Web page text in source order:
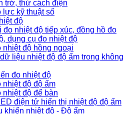
trở, thử cách điện
lực kỹ thuật số
độ
đo nhiệt độ tiếp xúc, đồng hồ đo
dụng cụ đo nhiệt độ
nhiệt độ hồng ngoại
liệu nhiệt độ độ ẩm trong không
đo nhiệt độ
nhiệt độ độ ẩm
nhiệt độ để bàn
điện tử hiển thị nhiệt độ độ ẩm
khiển nhiệt độ - Độ ẩm